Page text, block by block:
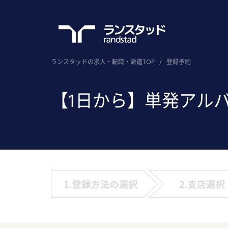
ランスタッドの求人・転職・派遣TOP / 登録予約
【1日から】単発アル